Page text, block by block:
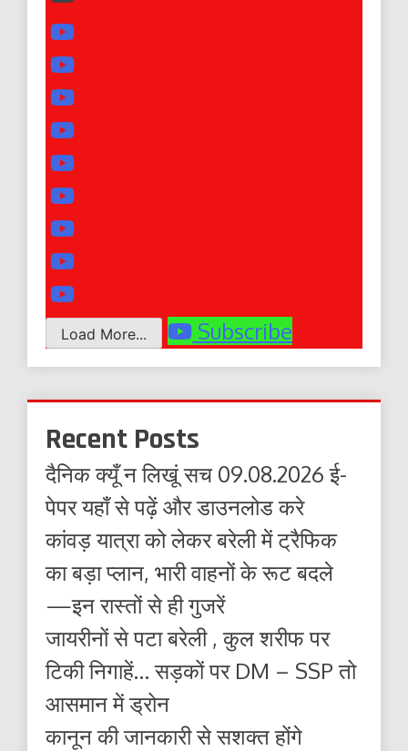
Load More... Subscribe
Recent Posts
दैनिक क्यूँ न लिखूं सच 09.08.2026 ई-
पेपर यहाँ से पढ़ें और डाउनलोड करे
कांवड़ यात्रा को लेकर बरेली में ट्रैफिक
का बड़ा प्लान, भारी वाहनों के रूट बदले
—इन रास्तों से ही गुजरें
जायरीनों से पटा बरेली , कुल शरीफ पर
टिकी निगाहें… सड़कों पर DM – SSP तो
आसमान में ड्रोन
कानून की जानकारी से सशक्त होंगे